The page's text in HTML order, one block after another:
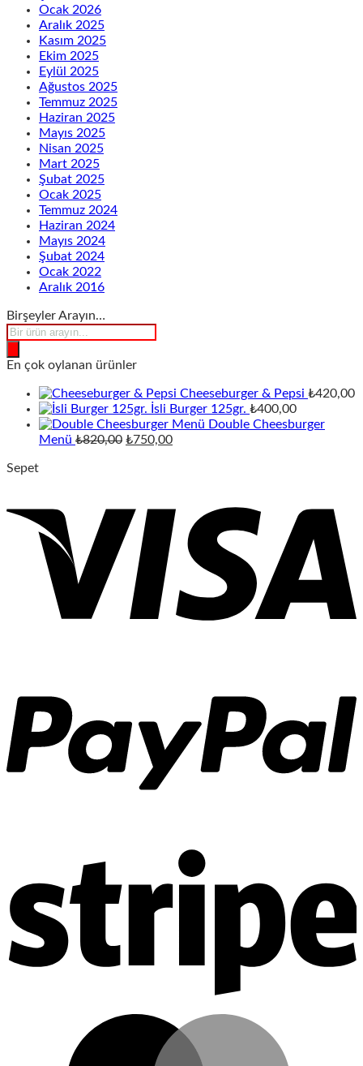
Ocak 2026
Aralık 2025
Kasım 2025
Ekim 2025
Eylül 2025
Ağustos 2025
Temmuz 2025
Haziran 2025
Mayıs 2025
Nisan 2025
Mart 2025
Şubat 2025
Ocak 2025
Temmuz 2024
Haziran 2024
Mayıs 2024
Şubat 2024
Ocak 2022
Aralık 2016
Birşeyler Arayın…
Products
search
En çok oylanan ürünler
Cheeseburger & Pepsi ₺420,00
İsli Burger 125gr. ₺400,00
Double Cheesburger
Menü ₺820,00 Orijinal
₺750,00Şu
Sepet